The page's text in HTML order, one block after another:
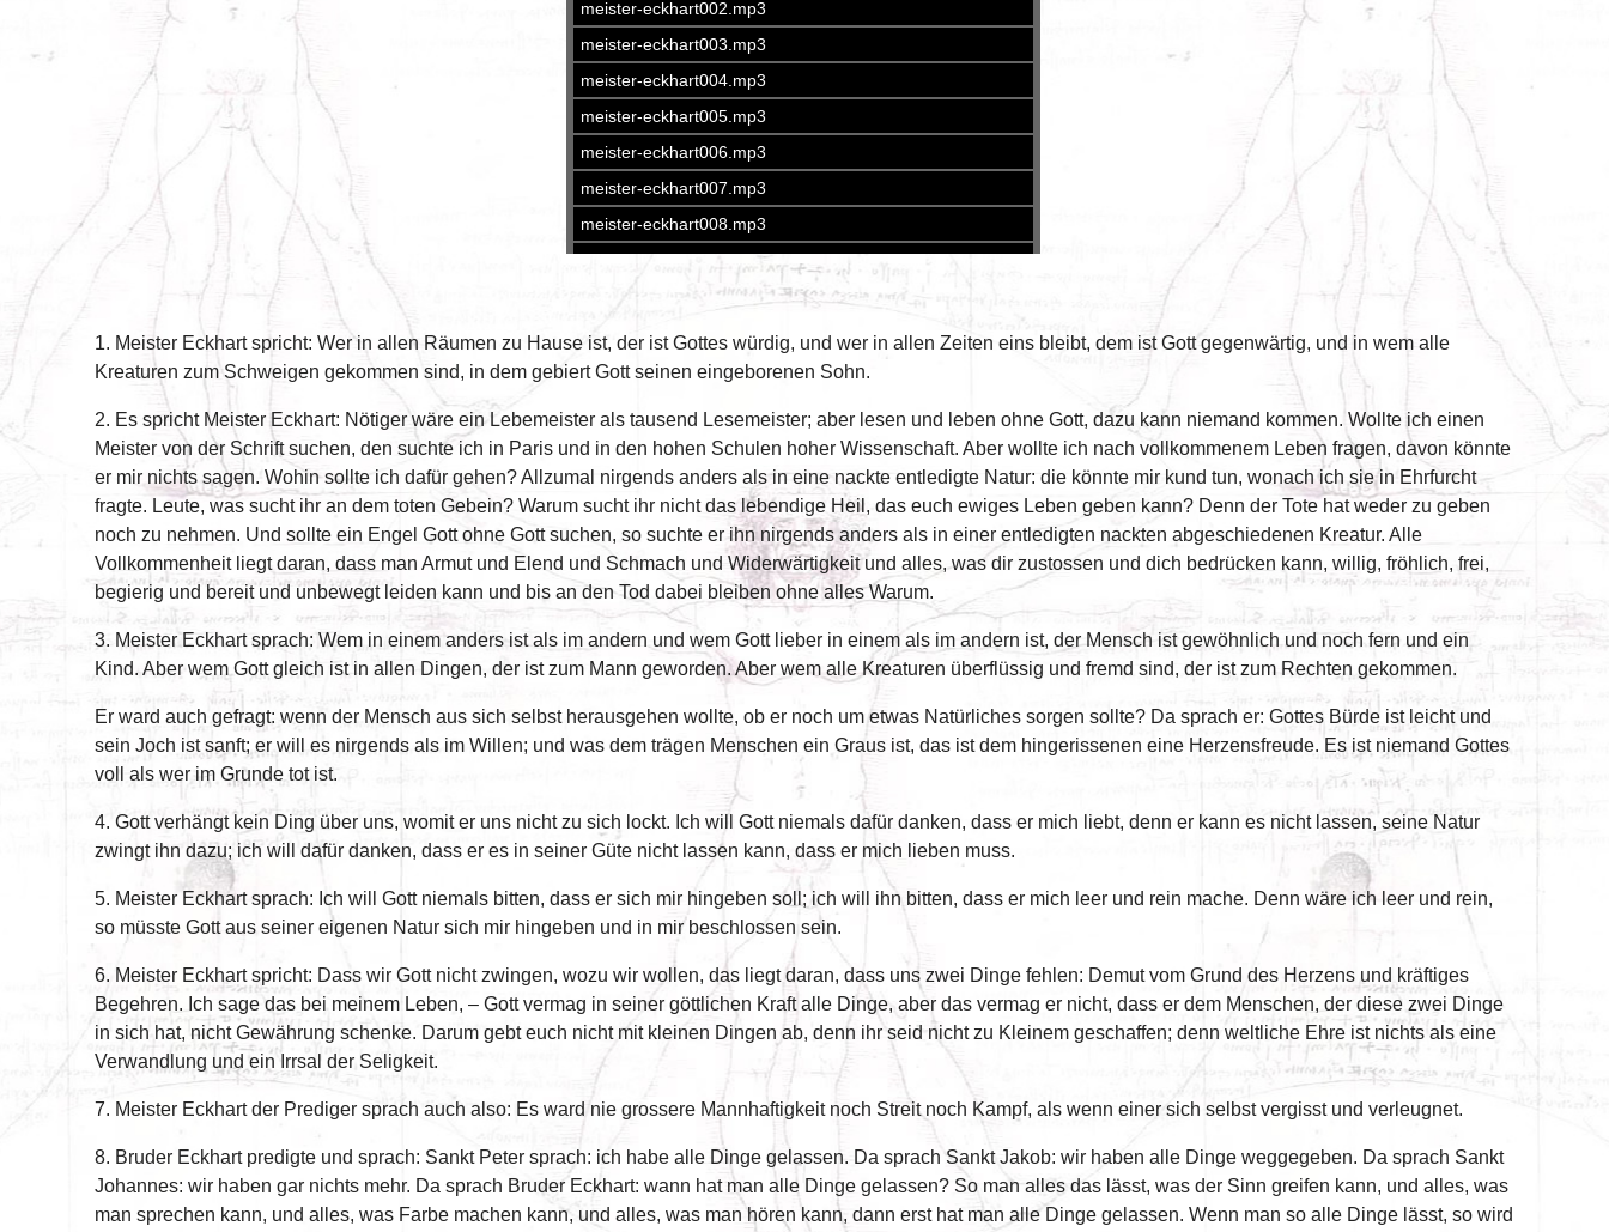
1. Meister Eckhart spricht: Wer in allen Räumen zu Hause ist, der ist Gottes würdig, und wer in allen Zeiten eins bleibt, dem ist Gott gegenwärtig, und in wem alle
Kreaturen zum Schweigen gekommen sind, in dem gebiert Gott seinen eingeborenen Sohn.
2. Es spricht Meister Eckhart: Nötiger wäre ein Lebemeister als tausend Lesemeister; aber lesen und leben ohne Gott, dazu kann niemand kommen. Wollte ich einen
Meister von der Schrift suchen, den suchte ich in Paris und in den hohen Schulen hoher Wissenschaft. Aber wollte ich nach vollkommenem Leben fragen, davon könnte
er mir nichts sagen. Wohin sollte ich dafür gehen? Allzumal nirgends anders als in eine nackte entledigte Natur: die könnte mir kund tun, wonach ich sie in Ehrfurcht
fragte. Leute, was sucht ihr an dem toten Gebein? Warum sucht ihr nicht das lebendige Heil, das euch ewiges Leben geben kann? Denn der Tote hat weder zu geben
noch zu nehmen. Und sollte ein Engel Gott ohne Gott suchen, so suchte er ihn nirgends anders als in einer entledigten nackten abgeschiedenen Kreatur. Alle
Vollkommenheit liegt daran, dass man Armut und Elend und Schmach und Widerwärtigkeit und alles, was dir zustossen und dich bedrücken kann, willig, fröhlich, frei,
begierig und bereit und unbewegt leiden kann und bis an den Tod dabei bleiben ohne alles Warum.
3. Meister Eckhart sprach: Wem in einem anders ist als im andern und wem Gott lieber in einem als im andern ist, der Mensch ist gewöhnlich und noch fern und ein
Kind. Aber wem Gott gleich ist in allen Dingen, der ist zum Mann geworden. Aber wem alle Kreaturen überflüssig und fremd sind, der ist zum Rechten gekommen.
Er ward auch gefragt: wenn der Mensch aus sich selbst herausgehen wollte, ob er noch um etwas Natürliches sorgen sollte? Da sprach er: Gottes Bürde ist leicht und
sein Joch ist sanft; er will es nirgends als im Willen; und was dem trägen Menschen ein Graus ist, das ist dem hingerissenen eine Herzensfreude. Es ist niemand Gottes
voll als wer im Grunde tot ist.
4. Gott verhängt kein Ding über uns, womit er uns nicht zu sich lockt. Ich will Gott niemals dafür danken, dass er mich liebt, denn er kann es nicht lassen, seine Natur
zwingt ihn dazu; ich will dafür danken, dass er es in seiner Güte nicht lassen kann, dass er mich lieben muss.
5. Meister Eckhart sprach: Ich will Gott niemals bitten, dass er sich mir hingeben soll; ich will ihn bitten, dass er mich leer und rein mache. Denn wäre ich leer und rein,
so müsste Gott aus seiner eigenen Natur sich mir hingeben und in mir beschlossen sein.
6. Meister Eckhart spricht: Dass wir Gott nicht zwingen, wozu wir wollen, das liegt daran, dass uns zwei Dinge fehlen: Demut vom Grund des Herzens und kräftiges
Begehren. Ich sage das bei meinem Leben, – Gott vermag in seiner göttlichen Kraft alle Dinge, aber das vermag er nicht, dass er dem Menschen, der diese zwei Dinge
in sich hat, nicht Gewährung schenke. Darum gebt euch nicht mit kleinen Dingen ab, denn ihr seid nicht zu Kleinem geschaffen; denn weltliche Ehre ist nichts als eine
Verwandlung und ein Irrsal der Seligkeit.
7. Meister Eckhart der Prediger sprach auch also: Es ward nie grossere Mannhaftigkeit noch Streit noch Kampf, als wenn einer sich selbst vergisst und verleugnet.
8. Bruder Eckhart predigte und sprach: Sankt Peter sprach: ich habe alle Dinge gelassen. Da sprach Sankt Jakob: wir haben alle Dinge weggegeben. Da sprach Sankt
Johannes: wir haben gar nichts mehr. Da sprach Bruder Eckhart: wann hat man alle Dinge gelassen? So man alles das lässt, was der Sinn greifen kann, und alles, was
man sprechen kann, und alles, was Farbe machen kann, und alles, was man hören kann, dann erst hat man alle Dinge gelassen. Wenn man so alle Dinge lässt, so wird